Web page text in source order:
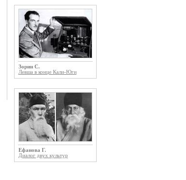
Зорин С.
Левша в конце Кали-Юги
Ефанова Г.
Диалог двух культур